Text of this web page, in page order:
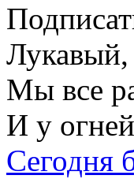
Мы все
И у
Сегодня